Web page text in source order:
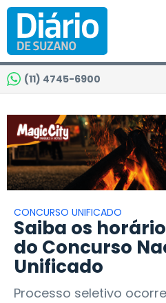
(11) 4745-6900
CONCURSO UNIFICADO
Saiba os
do Concurso
Unificado
Processo seletivo